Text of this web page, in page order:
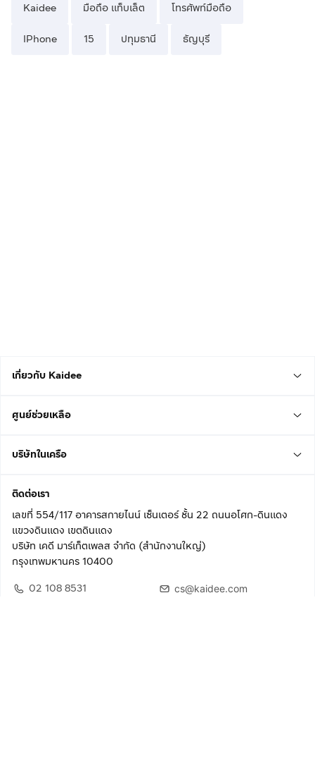
Kaidee มือถือ แท็บเล็ต โทรศัพท์มือถือ
IPhone 15 ปทุมธานี ธัญบุรี
เกี่ยวกับ Kaidee
ศูนย์ช่วยเหลือ
บริษัทในเครือ
ติดต่อเรา
เลขที่ 554/117 อาคารสกายไนน์ เซ็นเตอร์ ชั้น 22 ถนนอโศก-ดินแดง
แขวงดินแดง เขตดินแดง
บริษัท เคดี มาร์เก็ตเพลส จำกัด (สำนักงานใหญ่)
กรุงเทพมหานคร 10400
02 108 8531
cs@kaidee.com